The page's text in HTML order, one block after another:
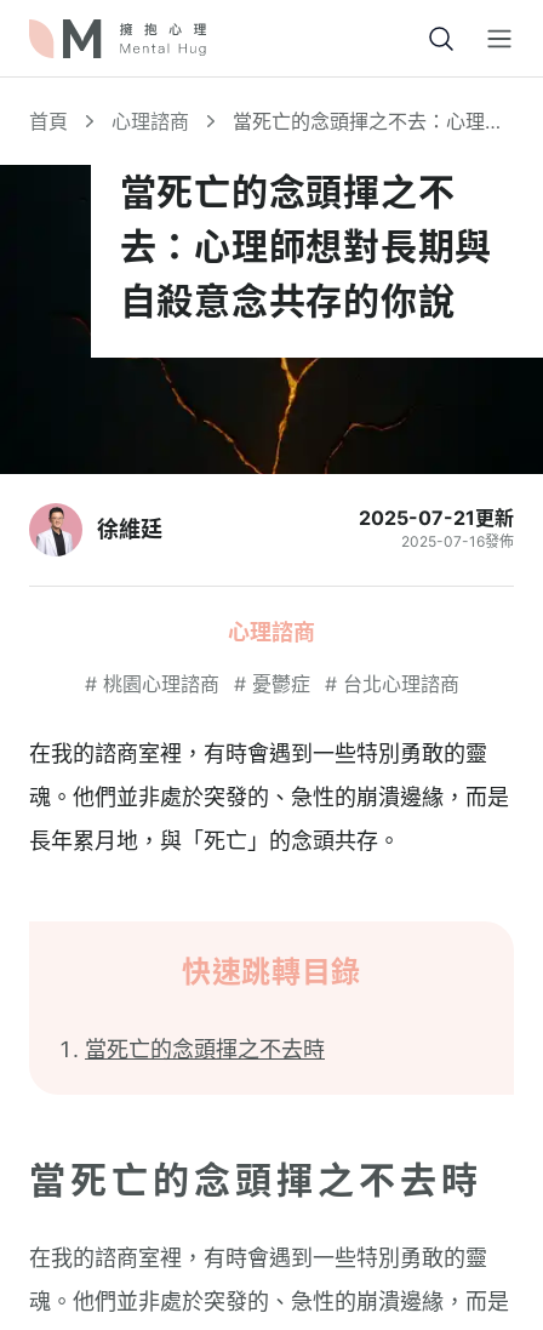
首頁 心理諮商
當死亡的念頭揮之不去：心理師
當死亡的念頭揮之不
去：心理師想對長期與
自殺意念共存的你說
徐維廷 2025-07-21更新
2025-07-16發佈
心理諮商
# 桃園心理諮商 # 憂鬱症 # 台北心理諮商
在我的諮商室裡，有時會遇到一些特別勇敢的靈
魂。他們並非處於突發的、急性的崩潰邊緣，而是
長年累月地，與「死亡」的念頭共存。
快速跳轉目錄
當死亡的念頭揮之不去時
當死亡的念頭揮之不去時
在我的諮商室裡，有時會遇到一些特別勇敢的靈
魂。他們並非處於突發的、急性的崩潰邊緣，而是